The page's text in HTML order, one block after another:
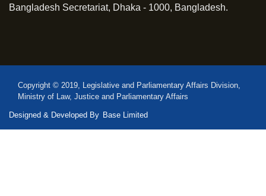
Bangladesh Secretariat, Dhaka - 1000, Bangladesh.
Copyright © 2019, Legislative and Parliamentary Affairs Division,
Ministry of Law, Justice and Parliamentary Affairs
Designed & Developed By Base Limited